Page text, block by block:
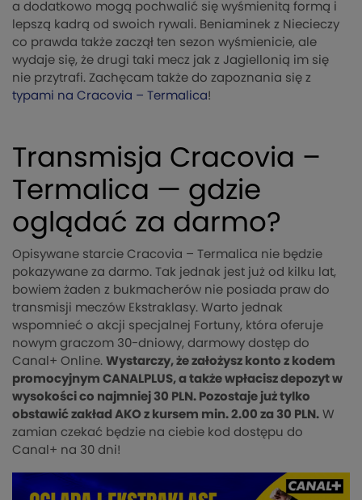
a dodatkowo mogą pochwalić się wyśmienitą formą i
lepszą kadrą od swoich rywali. Beniaminek z Niecieczy
co prawda także zaczął ten sezon wyśmienicie, ale
wydaje się, że drugi taki mecz jak z Jagiellonią im się
nie przytrafi. Zachęcam także do zapoznania się z
typami na Cracovia – Termalica!
Transmisja Cracovia –
Termalica — gdzie
oglądać za darmo?
Opisywane starcie Cracovia – Termalica nie będzie
pokazywane za darmo. Tak jednak jest już od kilku lat,
bowiem żaden z bukmacherów nie posiada praw do
transmisji meczów Ekstraklasy. Warto jednak
wspomnieć o akcji specjalnej Fortuny, która oferuje
nowym graczom 30-dniowy, darmowy dostęp do
Canal+ Online. Wystarczy, że założysz konto z kodem
promocyjnym CANALPLUS, a także wpłacisz depozyt w
wysokości co najmniej 30 PLN. Pozostaje już tylko
obstawić zakład AKO z kursem min. 2.00 za 30 PLN. W
zamian czekać będzie na ciebie kod dostępu do
Canal+ na 30 dni!